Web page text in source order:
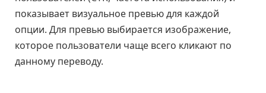
показывает визуальное превью для каждой
опции. Для превью выбирается изображение,
которое пользователи чаще всего кликают по
данному переводу.